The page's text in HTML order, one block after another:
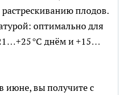
плодов.
оптимально для
°C днём и +15…
июне, вы получите с